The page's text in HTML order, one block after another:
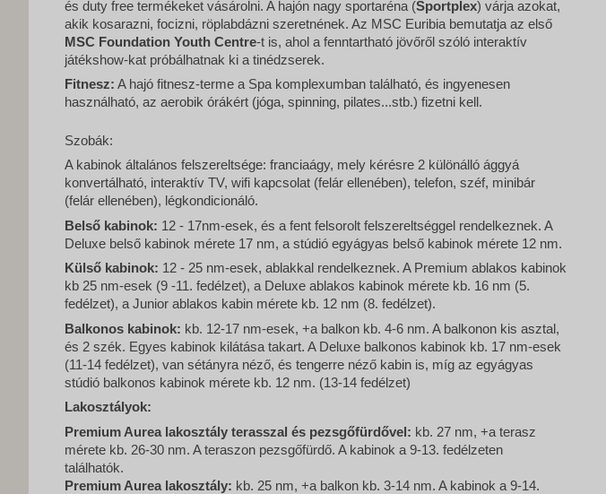
és duty free termékeket vásárolni. A hajón nagy sportaréna (Sportplex) várja azokat,
akik kosarazni, focizni, röplabdázni szeretnének. Az MSC Euribia bemutatja az első
MSC Foundation Youth Centre-t is, ahol a fenntartható jövőről szóló interaktív
játékshow-kat próbálhatnak ki a tinédzserek.
Fitnesz: A hajó fitnesz-terme a Spa komplexumban található, és ingyenesen
használható, az aerobik órákért (jóga, spinning, pilates...stb.) fizetni kell.
Szobák:
A kabinok általános felszereltsége: franciaágy, mely kérésre 2 különálló ággyá
konvertálható, interaktív TV, wifi kapcsolat (felár ellenében), telefon, széf, minibár
(felár ellenében), légkondicionáló.
Belső kabinok: 12 - 17nm-esek, és a fent felsorolt felszereltséggel rendelkeznek. A
Deluxe belső kabinok mérete 17 nm, a stúdió egyágyas belső kabinok mérete 12 nm.
Külső kabinok: 12 - 25 nm-esek, ablakkal rendelkeznek. A Premium ablakos kabinok
kb 25 nm-esek (9 -11. fedélzet), a Deluxe ablakos kabinok mérete kb. 16 nm (5.
fedélzet), a Junior ablakos kabin mérete kb. 12 nm (8. fedélzet).
Balkonos kabinok: kb. 12-17 nm-esek, +a balkon kb. 4-6 nm. A balkonon kis asztal,
és 2 szék. Egyes kabinok kilátása takart. A Deluxe balkonos kabinok kb. 17 nm-esek
(11-14 fedélzet), van sétányra néző, és tengerre néző kabin is, míg az egyágyas
stúdió balkonos kabinok mérete kb. 12 nm. (13-14 fedélzet)
Lakosztályok:
Premium Aurea lakosztály terasszal és pezsgőfürdővel: kb. 27 nm, +a terasz
mérete kb. 26-30 nm. A teraszon pezsgőfürdő. A kabinok a 9-13. fedélzeten
találhatók.
Premium Aurea lakosztály: kb. 25 nm, +a balkon kb. 3-14 nm. A kabinok a 9-14.